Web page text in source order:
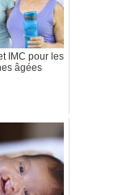
IMC pour les
âgées